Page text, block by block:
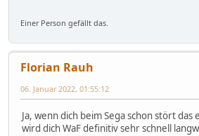
Einer Person gefällt das.
Florian Rauh
06. Januar 2022, 01:55:12
Ja, wenn dich beim Sega schon stört das
wird dich WaF definitiv sehr schnell